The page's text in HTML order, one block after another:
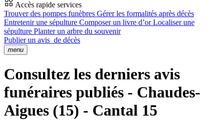
Accès rapide services
Trouver des pompes funèbres Gérer les formalités après décès
Entretenir une sépulture Composer un livre d’orLocaliser une
sépulture Planter un arbre du souvenir
Publier un avis de décès
menu
Consultez les derniers avis
funéraires publiés - Chaudes-
Aigues (15) - Cantal 15